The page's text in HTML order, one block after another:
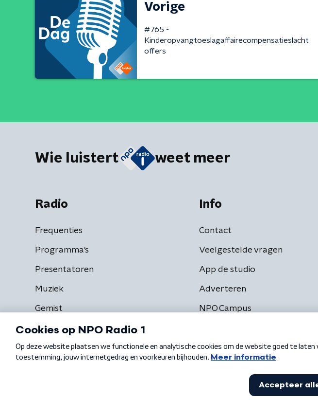
Vorige
#765 -
Kinderopvangtoeslagaffairecompensatieslacht
offers
Wie luistert weet meer
Radio
Frequenties
Programma's
Presentatoren
Muziek
Gemist
Info
Contact
Veelgestelde vragen
App de studio
Adverteren
NPO Campus
Algemene voorwaarden Privacybeleid